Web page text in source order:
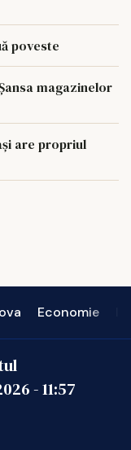
poveste
magazinelor
are propriul
Economie
-11:57